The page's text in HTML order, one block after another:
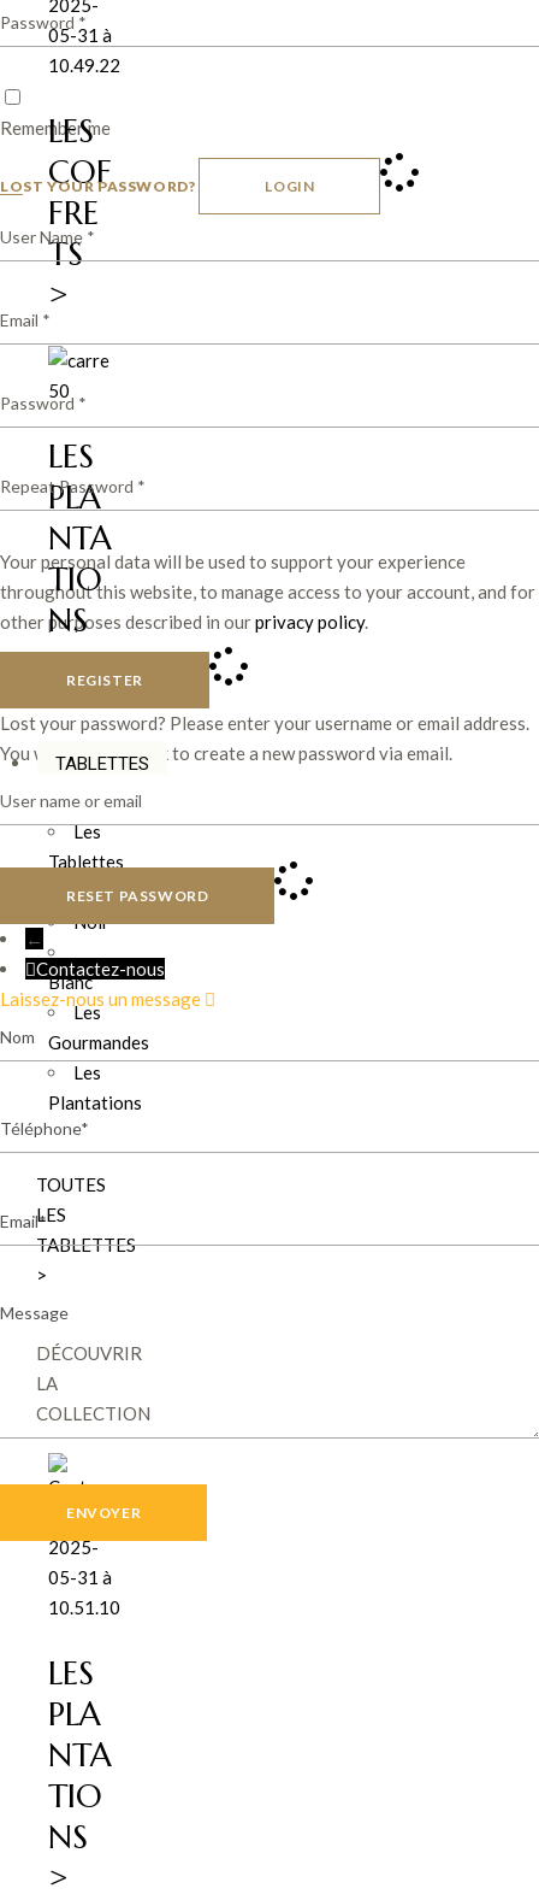
LES
COF
FRE
TS
>
LES
PLA
NTA
TIO
NS
>
TABLETTES
Les
Tablettes
Lait
Noir
Blanc
Les
Gourmandes
Les
Plantations
TOUTES
LES
TABLETTES
>
DÉCOUVRIR
LA
COLLECTION
LES
PLA
NTA
TIO
NS
>
Remember me
LOST YOUR PASSWORD? LOGIN
Your personal data will be used to support your experience
throughout this website, to manage access to your account, and for
other purposes described in ourprivacy policy.
REGISTER
Lost your password? Please enter your username or email address.
You will receive a link to create a new password via email.
RESET PASSWORD
←
Contactez-nous
Laissez-nous un message
Nom
Téléphone
Email
Message